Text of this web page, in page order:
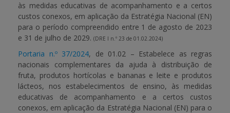
às medidas educativas de acompanhamento e a certos
custos conexos, em aplicação da Estratégia Nacional (EN)
para o período compreendido entre 1 de agosto de 2023
e 31 de julho de 2029. (DRE I n.º 23 de 01.02.2024)
Portaria n.º 37/2024, de 01.02 – Estabelece as regras
nacionais complementares da ajuda à distribuição de
fruta, produtos hortícolas e bananas e leite e produtos
lácteos, nos estabelecimentos de ensino, às medidas
educativas de acompanhamento e a certos custos
conexos, em aplicação da Estratégia Nacional (EN) para o